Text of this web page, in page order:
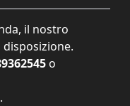
il nostro
o
.